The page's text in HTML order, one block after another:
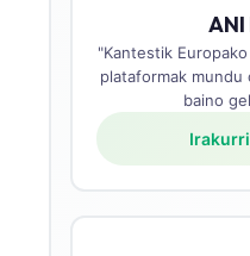
"Kantestik
plataformak mundu
baino